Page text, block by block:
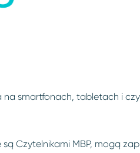
smartfonach, tabletach i
Czytelnikami MBP, mogą